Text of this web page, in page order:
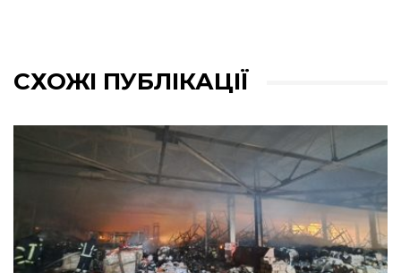
СХОЖІ ПУБЛІКАЦІЇ